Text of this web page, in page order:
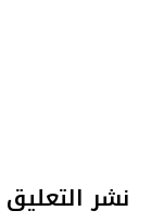
نشر التعليق